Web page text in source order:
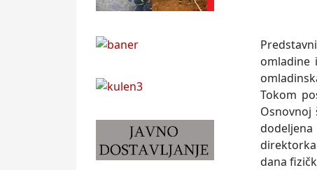
omladine
Tokom
Osnovnoj
dana